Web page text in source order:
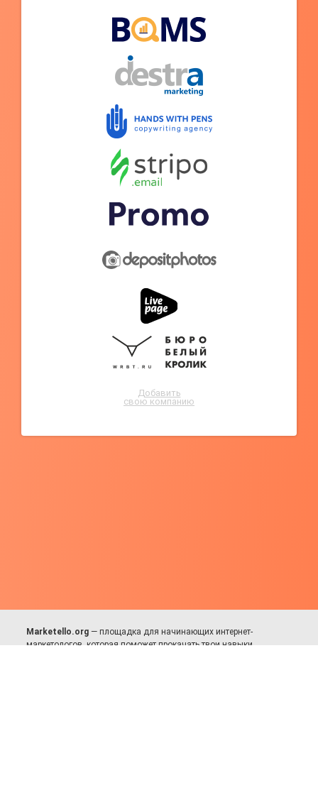
Добавить
свою компанию
Marketello.org — площадка для начинающих интернет-
маркетологов, которая поможет прокачать твои навыки.